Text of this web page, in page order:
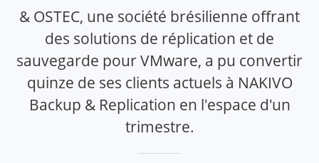
& OSTEC, une société brésilienne offrant
des solutions de réplication et de
sauvegarde pour VMware, a pu convertir
quinze de ses clients actuels à NAKIVO
Backup & Replication en l'espace d'un
trimestre.